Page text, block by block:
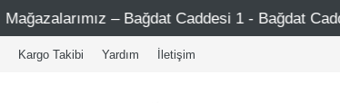
1 - Bağdat Caddesi 2 - Nişantaşı – Etiler
Kargo Takibi Yardım İletişim